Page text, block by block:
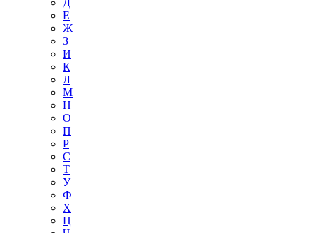
Д
Е
Ж
З
И
К
Л
М
Н
О
П
Р
С
Т
У
Ф
Х
Ц